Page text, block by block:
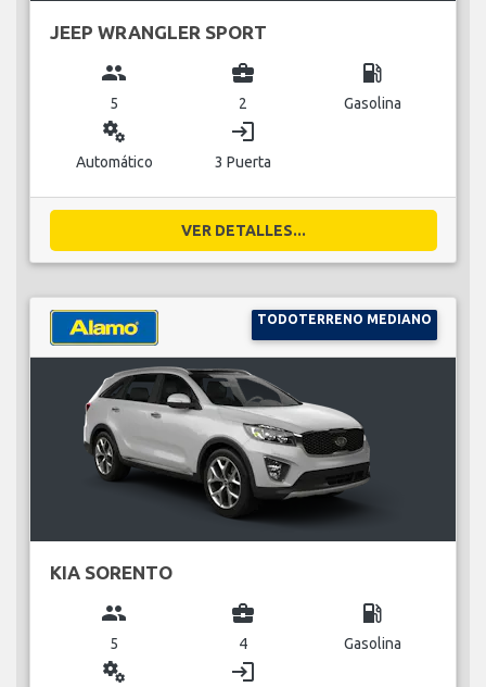
JEEP WRANGLER SPORT
group
5
business_center
2
local_gas_station
Gasolina
miscellaneous_services
Automático
login
3 Puerta
VER DETALLES...
TODOTERRENO MEDIANO
KIA SORENTO
group
5
business_center
4
local_gas_station
Gasolina
miscellaneous_services login